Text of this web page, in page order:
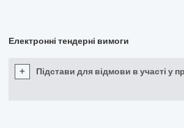
Електронні тендерні вимоги
+ Підстави для відмови в участі у